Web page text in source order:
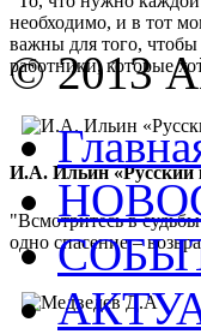
необходимо, и в тот
важны для того,
работники, которые
И.А. Ильин «Русский
"Всмотритесь в
одно спасение –
© 2013